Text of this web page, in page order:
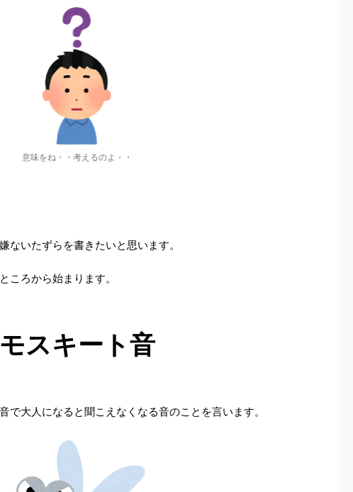
意味をね・・考えるのよ・・
ないたずらを書きたいと思います。
ころから始まります。
モスキート音
で大人になると聞こえなくなる音のことを言います。